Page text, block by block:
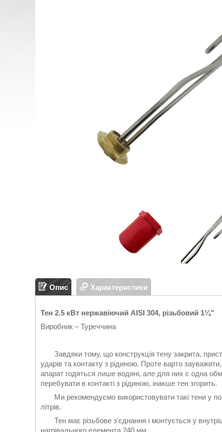
Опис Характеристики
Тен 2.5 кВт нержавіючий AISI 304, різьбовий 1¼"
Виробник – Туреччина
Завдяки тому, що конструкція тену закрита,
ударів та контакту з рідиною. Проте варто
апарат годяться лише водяні, але для них є одна
перебувати в контакті з рідиною, інакше тен згорить.
Ми рекомендуємо використовувати такі тени у
літрів.
Тен має різьбове з'єднання і монтується у
нагрівального елемента 240 мм.